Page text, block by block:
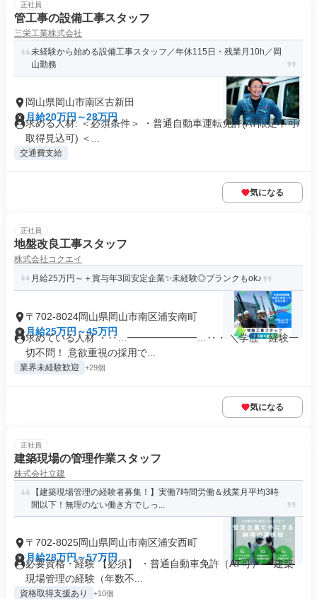
正社員
管工事の設備工事スタッフ
三栄工業株式会社
未経験から始める設備工事スタッフ／年休115日・残業月10h／岡
山勤務
岡山県岡山市南区古新田
月給20万円～28万円
求める人材: ＜必須条件＞ ・普通自動車運転免許(AT限定不可/
取得見込可) ＜...
交通費支給
気になる
正社員
地盤改良工事スタッフ
株式会社コクエイ
月給25万円～＋賞与年3回安定企業✨未経験◎ブランクもok♪
〒702-8024岡山県岡山市南区浦安南町
月給25万円～45万円
求めている人材 ・‥…━━━━━━━…‥・ ＼学歴・経験一
切不問！ 意欲重視の採用で...
業界未経験歓迎 +29個
気になる
正社員
建築現場の管理作業スタッフ
株式会社立建
【建築現場管理の経験者募集！】実働7時間労働＆残業月平均3時
間以下！無理のない働き方でしっ...
〒702-8025岡山県岡山市南区浦安西町
月給28万円～57万円
必要資格・経験 【必須】 ・普通自動車免許（AT可） ・建築
現場管理の経験（年数不...
資格取得支援あり +10個